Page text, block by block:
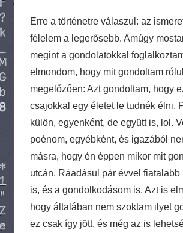
Erre a történetre válaszul: az
félelem a legerősebb. Amúgy
megint a gondolatokkal
elmondom, hogy mit gondoltam
megelőzően: Azt gondoltam, hogy
csajokkal egy életet le tudnék élni.
külön, egyenként, de együtt is, lol.
poénom, egyébként, és igazából
másra, hogy én éppen mikor mit
utcán. Ráadásul pár évvel fiatalabb
is, és a gondolkodásom is. Azt is
hogy általában nem szoktam ilyet
ez csak így jött, és még az is